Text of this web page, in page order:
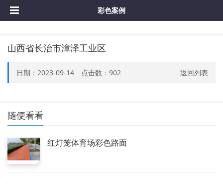
彩色案例
山西省长治市漳泽工业区
日期：2023-09-14 点击数： 902 返回列表
随便看看
红灯笼体育场彩色路面